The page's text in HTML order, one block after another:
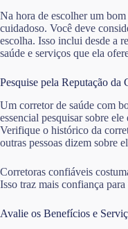
Na hora de escolher um
cuidadoso. Você deve
escolha. Isso inclui desde a
saúde e serviços que ela
Pesquise pela Reputação da
Um corretor de saúde com
essencial pesquisar sobre
Verifique o histórico da
outras pessoas dizem sobre
Corretoras confiáveis
Isso traz mais confiança
Avalie os Benefícios e